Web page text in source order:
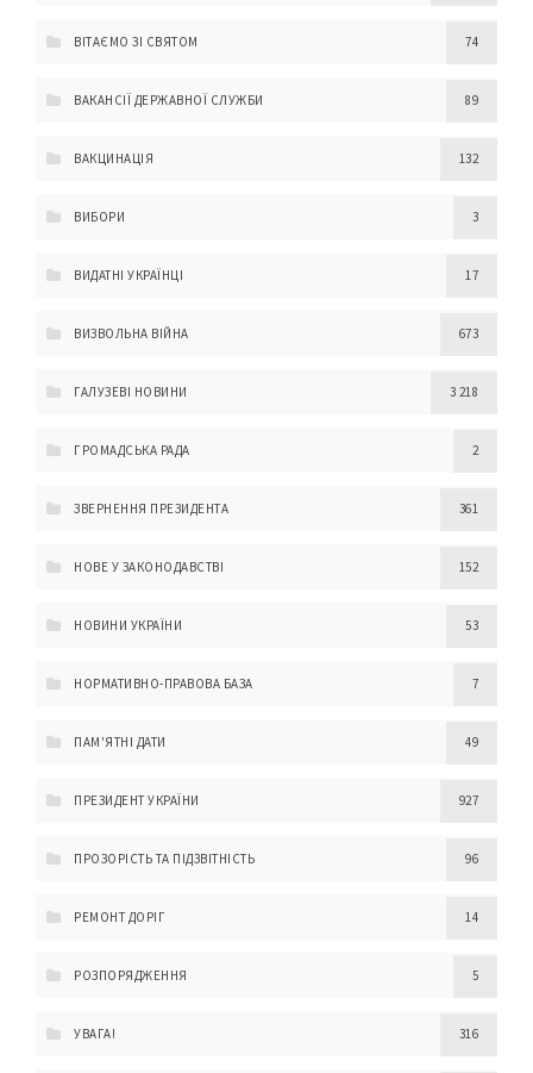
ВІТАЄМО ЗІ СВЯТОМ 74
ВАКАНСІЇ ДЕРЖАВНОЇ СЛУЖБИ 89
ВАКЦИНАЦІЯ 132
ВИБОРИ 3
ВИДАТНІ УКРАЇНЦІ 17
ВИЗВОЛЬНА ВІЙНА 673
ГАЛУЗЕВІ НОВИНИ 3 218
ГРОМАДСЬКА РАДА 2
ЗВЕРНЕННЯ ПРЕЗИДЕНТА 361
НОВЕ У ЗАКОНОДАВСТВІ 152
НОВИНИ УКРАЇНИ 53
НОРМАТИВНО-ПРАВОВА БАЗА 7
ПАМ'ЯТНІ ДАТИ 49
ПРЕЗИДЕНТ УКРАЇНИ 927
ПРОЗОРІСТЬ ТА ПІДЗВІТНІСТЬ 96
РЕМОНТ ДОРІГ 14
РОЗПОРЯДЖЕННЯ 5
УВАГА! 316